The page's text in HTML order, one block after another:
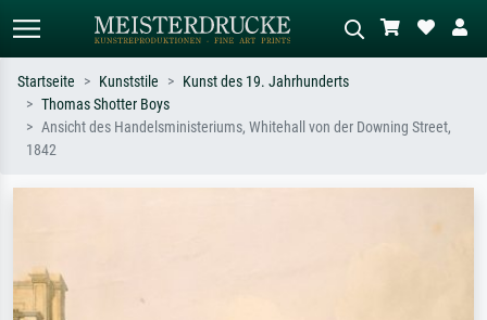
Standardsuche KI-Bildersuche
Suchen Sie nach Künstlern, Werktiteln
Startseite Kunststile
Kunst des 19. Jahrhunderts
Thomas Shotter Boys
Ansicht des Handelsministeriums, Whitehall von der Downing Street,
1842